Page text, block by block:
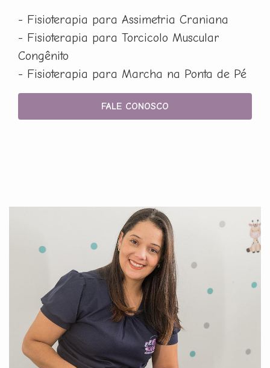
- Fisioterapia para Assimetria Craniana
- Fisioterapia para Torcicolo Muscular
Congênito
- Fisioterapia para Marcha na Ponta de Pé
FALE CONOSCO